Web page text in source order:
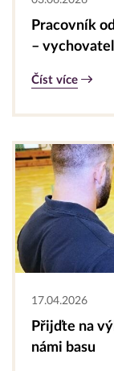
Pracovník
–
Číst více
17.04.2026
Přijďte na
námi basu